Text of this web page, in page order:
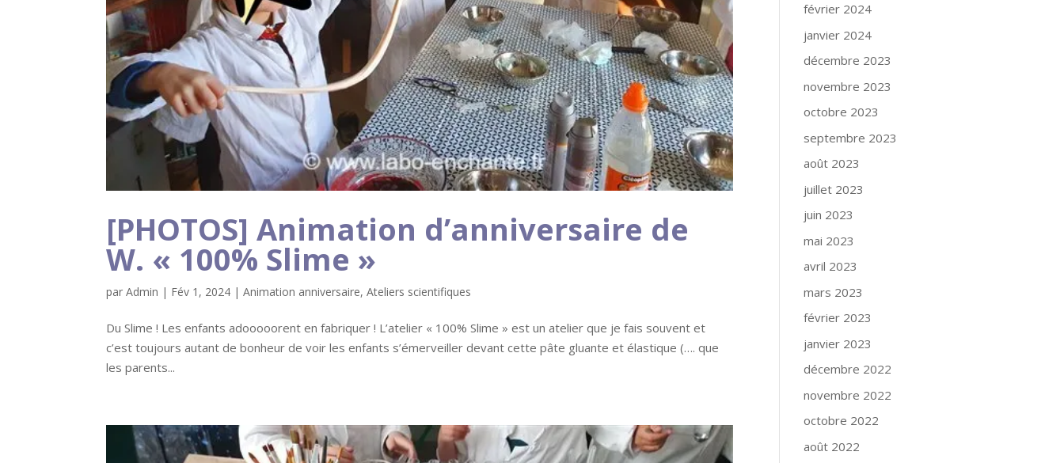
[PHOTOS] Animation d’anniversaire de
W. « 100% Slime »
parAdmin | Fév 1, 2024 |Animation anniversaire,Ateliers scientifiques
Du Slime ! Les enfants adooooorent en fabriquer ! L’atelier « 100% Slime » est un atelier que je fais souvent et
c’est toujours autant de bonheur de voir les enfants s’émerveiller devant cette pâte gluante et élastique (…. que
les parents...
février 2024
janvier 2024
décembre 2023
novembre 2023
octobre 2023
septembre 2023
août 2023
juillet 2023
juin 2023
mai 2023
avril 2023
mars 2023
février 2023
janvier 2023
décembre 2022
novembre 2022
octobre 2022
août 2022